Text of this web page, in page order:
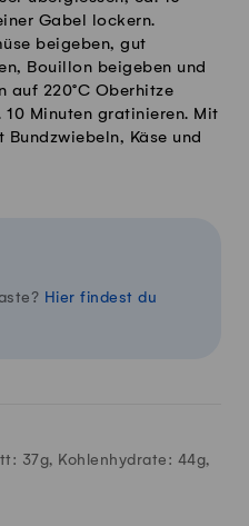
Gabel lockern.
beigeben, gut
Bouillon beigeben und
auf 220°C Oberhitze
Minuten gratinieren. Mit
Käse und
Hier findest du
37g, Kohlenhydrate: 44g,